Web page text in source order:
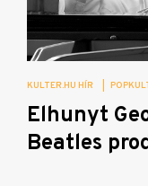
KULTER.HU HÍR
Elhunyt
Beatles